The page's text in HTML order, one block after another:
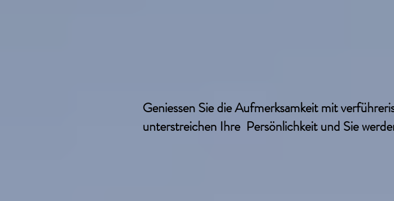
Geniessen Sie die Aufmerksamkeit mit
unterstreichen Ihre Persönlichkeit und Sie